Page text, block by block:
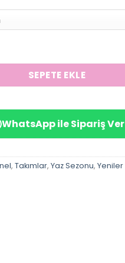
Damalı Şortlu Takım adet
SEPETE EKLE
WhatsApp ile Sipariş Ver
, Takımlar, Yaz Sezonu, Yeniler